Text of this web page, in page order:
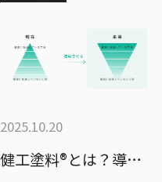
2025.10.20
健工塗料®とは？導入するメリットや置き換…